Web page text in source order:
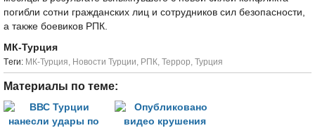
погибли сотни гражданских лиц и сотрудников сил безопасности,
а также боевиков РПК.
МК-Турция
Tеги: МК-Турция, Новости Турции, РПК, Террор, Турция
Материалы по теме: